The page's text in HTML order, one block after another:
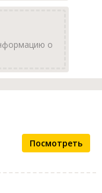
о
Посмотреть